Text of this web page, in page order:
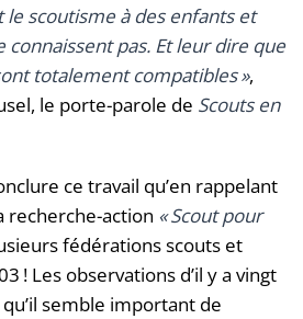
le scoutisme à des enfants et
connaissent pas. Et leur dire que
totalement compatibles »,
le porte-parole de Scouts en
ce travail qu’en rappelant
recherche-action « Scout pour
fédérations scouts et
! Les observations d’il y a vingt
semble important de